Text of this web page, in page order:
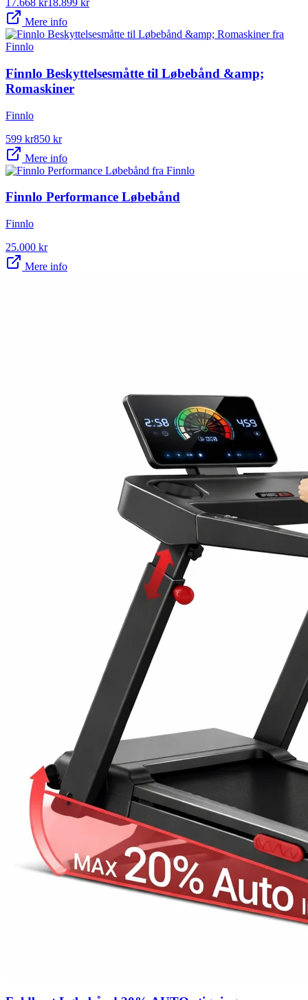
17.668 kr18.899 kr
Mere info
Finnlo Beskyttelsesmåtte til Løbebånd &amp;
Romaskiner
Finnlo
599 kr850 kr
Mere info
Finnlo Performance Løbebånd
Finnlo
25.000 kr
Mere info